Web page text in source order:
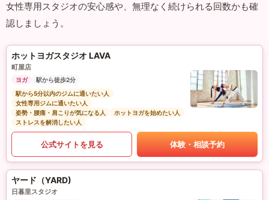
女性専用スタジオの安心感や、無理なく続けられる回数かも確
認しましょう。
ホットヨガスタジオ LAVA
町屋店
ヨガ
駅から徒歩2分
駅から5分以内のジムに通いたい人
女性専用ジムに通いたい人
姿勢・腰痛・肩こりが気になる人
ホットヨガを始めたい人
ストレスを解消したい人
公式サイトを見る 体験・相談予約
ヤード（YARD)
日暮里スタジオ